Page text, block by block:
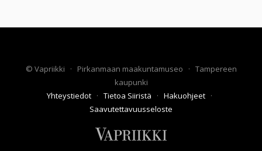
© Vapriikki · Pirkanmaan maakuntamuseo · Tampereen
kaupunki
Yhteystiedot · Tietoa Siiristä · Hakuohjeet ·
Saavutettavuusseloste